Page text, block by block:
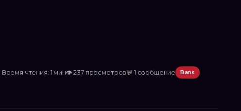
Время чтения: 1 мин👁237 просмотров💬 1 сообщение Bans